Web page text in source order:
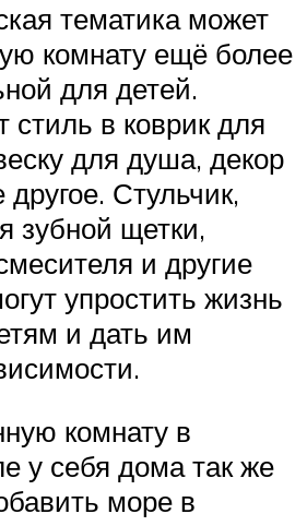
тематика может
комнату ещё более
для детей.
стиль в коврик для
для душа, декор
другое. Стульчик,
зубной щетки,
и другие
упростить жизнь
и дать им
комнату в
у себя дома так же
море в